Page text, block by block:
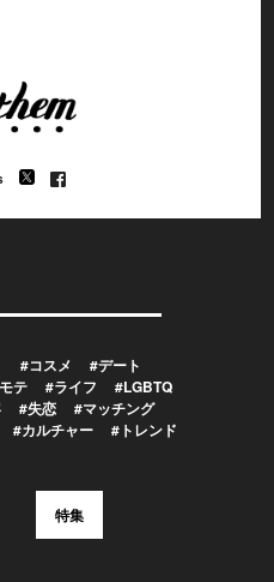
#コスメ
#デート
テ #ライフ
#LGBTQ
#失恋
#マッチング
#カルチャー #トレンド
特集